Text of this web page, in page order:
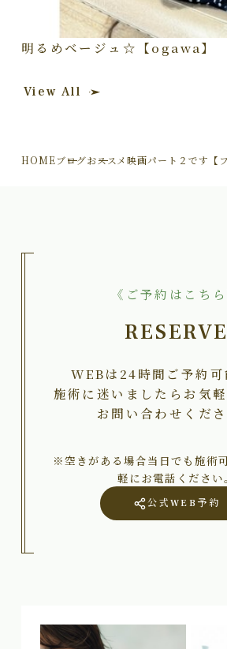
明るめベージュ☆【ogawa】
View All
HOMEブログおススメ映画パート２です【
《ご予約はこちら
RESERVE
WEBは24時間ご予約可
施術に迷いましたらお気
お問い合わせくださ
※空きがある場合当日でも施術
軽にお電話ください。
公式WEB予約